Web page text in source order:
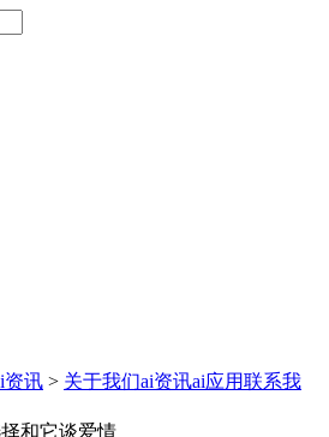
资讯 > 关于我们ai资讯ai应用联系我
和它谈爱情